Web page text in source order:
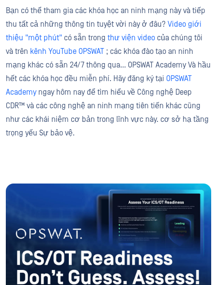
Bạn có thể tham gia các khóa học an ninh mạng này và tiếp
thu tất cả những thông tin tuyệt vời này ở đâu? Video giới
thiệu "một phút" có sẵn trong thư viện video của chúng tôi
và trên kênh YouTube OPSWAT ; các khóa đào tạo an ninh
mạng khác có sẵn 24/7 thông qua... OPSWAT Academy Và hầu
hết các khóa học đều miễn phí. Hãy đăng ký tại OPSWAT
Academyngay hôm nay để tìm hiểu về Công nghệ Deep
CDR™ và các công nghệ an ninh mạng tiên tiến khác cũng
như các khái niệm cơ bản trong lĩnh vực này. cơ sở hạ tầng
trọng yếu Sự bảo vệ.